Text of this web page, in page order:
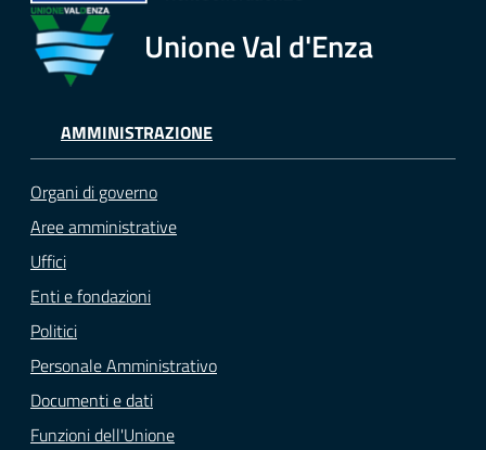
Tutti
gli
argomenti...
Seguici
su
Unione Val d'Enza
AMMINISTRAZIONE
Organi di governo
Aree amministrative
Uffici
Enti e fondazioni
Politici
Personale Amministrativo
Documenti e dati
Funzioni dell'Unione